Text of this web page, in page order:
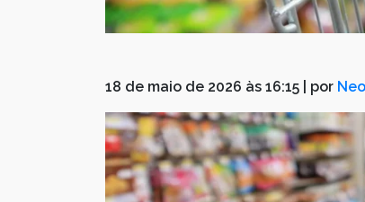
18 de maio de 2026 às 16:15 | por